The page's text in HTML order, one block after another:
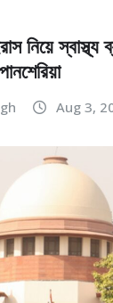
নিয়ে
Aug 3,